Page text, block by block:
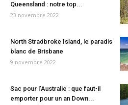
Queensland : notre top...
23 novembre 2022
North Stradbroke Island, le paradis
blanc de Brisbane
9 novembre 2022
Sac pour l’Australie : que faut-il
emporter pour un an Down...